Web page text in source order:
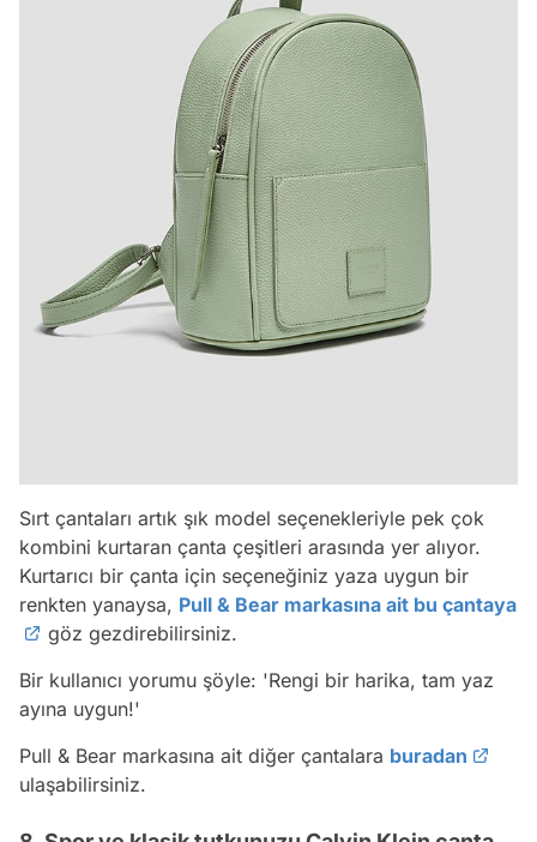
Sırt çantaları artık şık model seçenekleriyle pek çok
kombini kurtaran çanta çeşitleri arasında yer alıyor.
Kurtarıcı bir çanta için seçeneğiniz yaza uygun bir
renkten yanaysa, Pull & Bear markasına ait bu çantaya
göz gezdirebilirsiniz.
Bir kullanıcı yorumu şöyle: 'Rengi bir harika, tam yaz
ayına uygun!'
Pull & Bear markasına ait diğer çantalara buradan
ulaşabilirsiniz.